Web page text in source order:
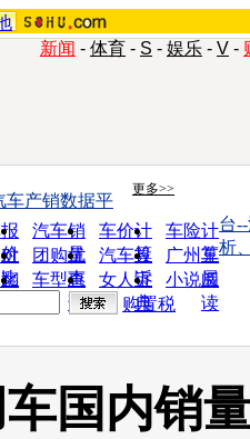
新闻 - 体育 - S - 娱乐 - V -
更多>>
价
汽车销
量
车价计
算
车险计
算
比
团购优
惠
汽车投
诉
广州车
展
车型查
询
女人宝
典
小说阅
读
车产销数据平
台
析
购置税
国内销